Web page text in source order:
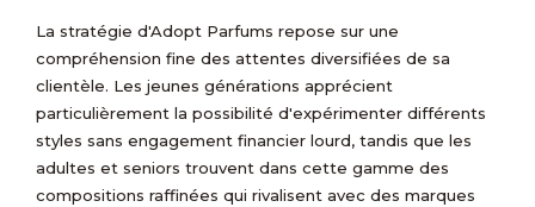
La stratégie d'Adopt Parfums repose sur une
compréhension fine des attentes diversifiées de sa
clientèle. Les jeunes générations apprécient
particulièrement la possibilité d'expérimenter différents
styles sans engagement financier lourd, tandis que les
adultes et seniors trouvent dans cette gamme des
compositions raffinées qui rivalisent avec des marques